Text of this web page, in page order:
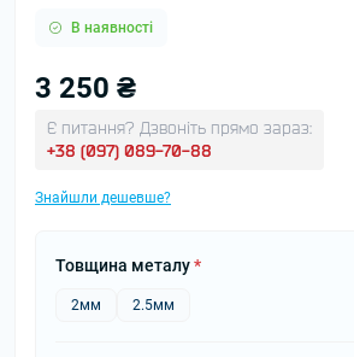
В наявності
3 250 ₴
Є питання? Дзвоніть прямо зараз:
+38 (097) 089-70-88
Знайшли дешевше?
Товщина металу*
2мм 2.5мм